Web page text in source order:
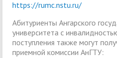
https://rumc.nstu.ru/
Абитуриенты Ангарского
университета с
поступления также могут
приемной комиссии АнГТУ: